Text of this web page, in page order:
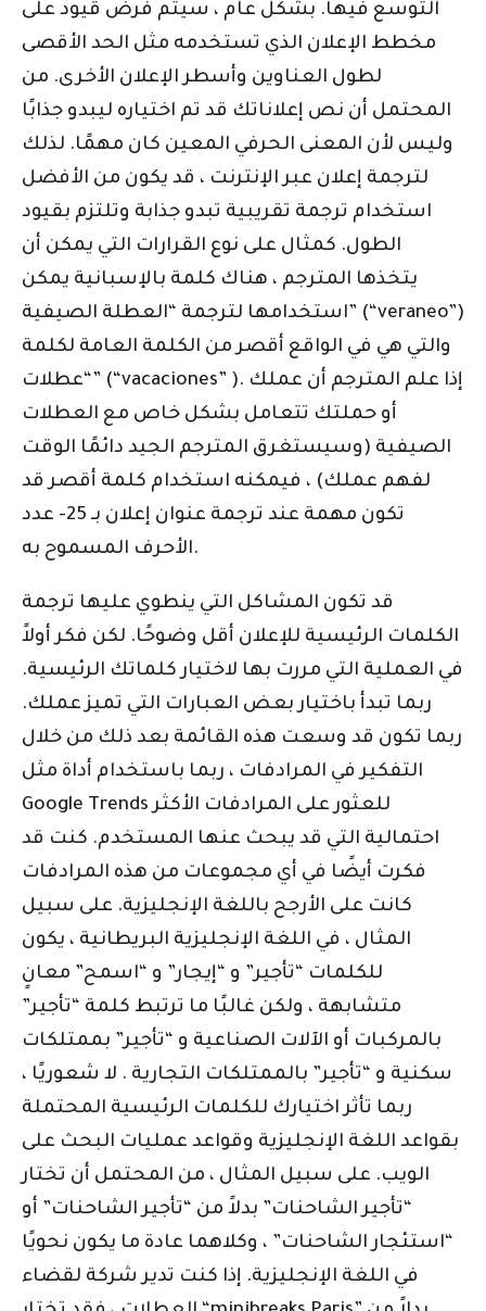
التوسع فيها. بشكل عام ، سيتم فرض قيود على
مخطط الإعلان الذي تستخدمه مثل الحد الأقصى
لطول العناوين وأسطر الإعلان الأخرى. من
المحتمل أن نص إعلاناتك قد تم اختياره ليبدو جذابًا
وليس لأن المعنى الحرفي المعين كان مهمًا. لذلك
لترجمة إعلان عبر الإنترنت ، قد يكون من الأفضل
استخدام ترجمة تقريبية تبدو جذابة وتلتزم بقيود
الطول. كمثال على نوع القرارات التي يمكن أن
يتخذها المترجم ، هناك كلمة بالإسبانية يمكن
استخدامها لترجمة “العطلة الصيفية” (“veraneo”)
والتي هي في الواقع أقصر من الكلمة العامة لكلمة
“عطلات” (“vacaciones” ). إذا علم المترجم أن عملك
أو حملتك تتعامل بشكل خاص مع العطلات
الصيفية (وسيستغرق المترجم الجيد دائمًا الوقت
لفهم عملك) ، فيمكنه استخدام كلمة أقصر قد
تكون مهمة عند ترجمة عنوان إعلان بـ 25- عدد
الأحرف المسموح به.
قد تكون المشاكل التي ينطوي عليها ترجمة
الكلمات الرئيسية للإعلان أقل وضوحًا. لكن فكر أولاً
في العملية التي مررت بها لاختيار كلماتك الرئيسية.
ربما تبدأ باختيار بعض العبارات التي تميز عملك.
ربما تكون قد وسعت هذه القائمة بعد ذلك من خلال
التفكير في المرادفات ، ربما باستخدام أداة مثل
Google Trends للعثور على المرادفات الأكثر
احتمالية التي قد يبحث عنها المستخدم. كنت قد
فكرت أيضًا في أي مجموعات من هذه المرادفات
كانت على الأرجح باللغة الإنجليزية. على سبيل
المثال ، في اللغة الإنجليزية البريطانية ، يكون
للكلمات “تأجير” و “إيجار” و “اسمح” معانٍ
متشابهة ، ولكن غالبًا ما ترتبط كلمة “تأجير”
بالمركبات أو الآلات الصناعية و “تأجير” بممتلكات
سكنية و “تأجير” بالممتلكات التجارية . لا شعوريًا ،
ربما تأثر اختيارك للكلمات الرئيسية المحتملة
بقواعد اللغة الإنجليزية وقواعد عمليات البحث على
الويب. على سبيل المثال ، من المحتمل أن تختار
“تأجير الشاحنات” بدلاً من “تأجير الشاحنات” أو
“استئجار الشاحنات” ، وكلاهما عادة ما يكون نحويًا
في اللغة الإنجليزية. إذا كنت تدير شركة لقضاء